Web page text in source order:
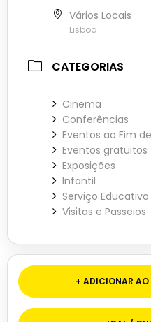
Vários Locais
Lisboa
CATEGORIAS
Cinema
Conferências
Eventos ao Fim
Eventos gratuitos
Exposições
Infantil
Serviço Educativo
Visitas e Passeios
+ ADICIONAR AO